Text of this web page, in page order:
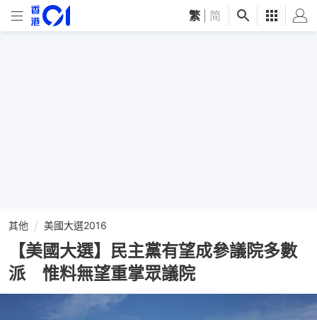
繁 简
其他 美國大選2016
【美國大選】民主黨有望成參議院多數
派 惟料無望重掌眾議院